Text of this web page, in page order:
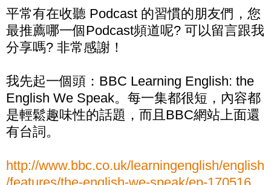
平常有在收聽 Podcast 的習慣的朋友們，您
最推薦哪一個Podcast頻道呢? 可以留言跟我
分享嗎? 非常感謝！
我先起一個頭：BBC Learning English: the
English We Speak。每一集都很短，內容都
是輕鬆趣味性的話題，而且BBC網站上面還
有台詞。
http://www.bbc.co.uk/learningenglish/english